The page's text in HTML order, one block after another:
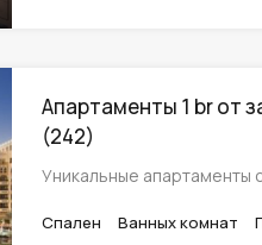
Апартаменты 1 br от
(242)
Уникальные апартаменты
Спален
Ванных комнат